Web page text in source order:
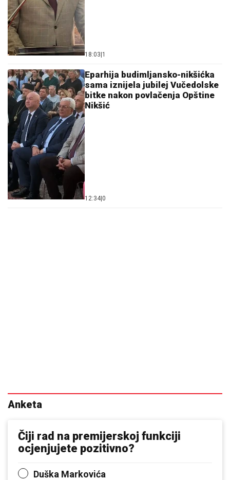
18:03|1
Eparhija budimljansko-nikšićka
sama iznijela jubilej Vučedolske
bitke nakon povlačenja Opštine
Nikšić
12:34|0
Anketa
Čiji rad na premijerskoj funkciji
ocjenjujete pozitivno?
Duška Markovića